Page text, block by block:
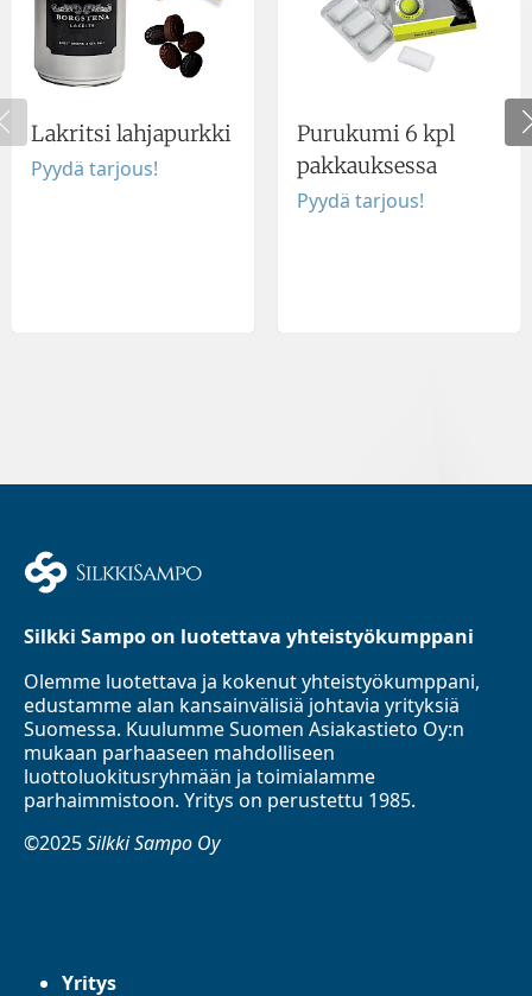
Lakritsi lahjapurkki
Pyydä tarjous!
Purukumi 6 kpl
pakkauksessa
Pyydä tarjous!
Silkki Sampo on luotettava yhteistyökumppani
Olemme luotettava ja kokenut yhteistyökumppani,
edustamme alan kansainvälisiä johtavia yrityksiä
Suomessa. Kuulumme Suomen Asiakastieto Oy:n
mukaan parhaaseen mahdolliseen
luottoluokitusryhmään ja toimialamme
parhaimmistoon. Yritys on perustettu 1985.
©2025Silkki Sampo Oy
Yritys